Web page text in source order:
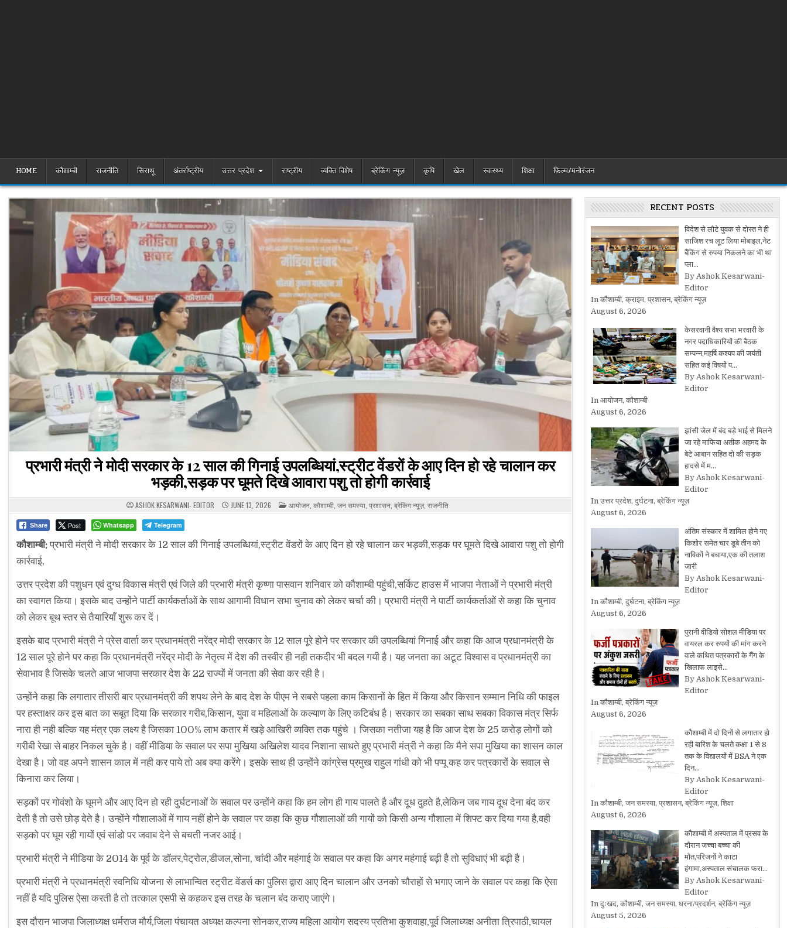
HOME कौशाम्बी राजनीति सिराथू अंतर्राष्ट्रीय उत्तर प्रदेश राष्ट्रीय व्यक्ति विशेष ब्रेकिंग न्यूज़ कृषि खेल स्वास्थ्य शिक्षा फ़िल्म/मनोरंजन
प्रभारी मंत्री ने मोदी सरकार के 12 साल की गिनाई उपलब्धियां,स्ट्रीट वेंडरों के आए दिन हो रहे चालान कर
भड़की,सड़क पर घूमते दिखे आवारा पशु तो होगी कार्रवाई
ASHOK KESARWANI- EDITOR JUNE 13, 2026 POSTED
IN
आयोजन कौशाम्बी जन समस्या प्रशासन ब्रेकिंग न्यूज़, राजनीति
Share Post Whatsapp Telegram
कौशाम्बी:प्रभारी मंत्री ने मोदी सरकार के 12 साल की गिनाई उपलब्धियां,स्ट्रीट वेंडरों के आए दिन हो रहे चालान कर भड़की,सड़क पर घूमते दिखे आवारा पशु तो होगी
कार्रवाई,
उत्तर प्रदेश की पशुधन एवं दुग्ध विकास मंत्री एवं जिले की प्रभारी मंत्री कृष्णा पासवान शनिवार को कौशाम्बी पहुंची,सर्किट हाउस में भाजपा नेताओं ने प्रभारी मंत्री
का स्वागत किया। इसके बाद उन्होंने पार्टी कार्यकर्ताओं के साथ आगामी विधान सभा चुनाव को लेकर चर्चा की। प्रभारी मंत्री ने पार्टी कार्यकर्ताओं से कहा कि चुनाव
को लेकर बूथ स्तर से तैयारियाँ शुरू कर दें।‌
इसके बाद प्रभारी मंत्री ने प्रेस वार्ता कर प्रधानमंत्री नरेंद्र मोदी सरकार के 12 साल पूरे होने पर सरकार की उपलब्धियां गिनाई और कहा कि आज प्रधानमंत्री के
12 साल पूरे होने पर कहा कि प्रधानमंत्री नरेंद्र मोदी के नेतृत्व में देश की तस्वीर ही नही तकदीर भी बदल गयी है। यह जनता का अटूट विश्वास व प्रधानमंत्री का
सेवाभाव है जिसके चलते आज भाजपा सरकार देश के 22 राज्यों में जनता की सेवा कर रही है।
उन्होंने कहा कि लगातार तीसरी बार प्रधानमंत्री की शपथ लेने के बाद देश के पीएम ने सबसे पहला काम किसानों के हित में किया और किसान सम्मान निधि की फाइल
पर हस्ताक्षर कर इस बात का सबूत दिया कि सरकार गरीब,किसान, युवा व महिलाओं के कल्याण के लिए कटिबंध है। सरकार का सबका साथ सबका विकास मंत्र सिर्फ
नारा ही नही बल्कि यह मंत्र एक लक्ष्य है जिसका 100% लाभ कतार में खड़े आखिरी व्यक्ति तक पहुंचे । जिसका नतीजा यह है कि आज देश के 25 करोड़ लोगों को
गरीबी रेखा से बाहर निकल चुके है। वहीं मीडिया के सवाल पर सपा मुखिया अखिलेश यादव निशाना साधते हुए प्रभारी मंत्री ने कहा कि मैने सपा मुखिया का शासन काल
देखा है। जो वह अपने शासन काल में नही कर पाये तो अब क्या करेंगे। इसके साथ ही उन्होंने कांग्रेस प्रमुख राहुल गांधी को भी पप्पू कह कर पत्रकारों के सवाल से
किनारा कर लिया।
सड़कों पर गोवंशो के घूमने और आए दिन हो रही दुर्घटनाओं के सवाल पर उन्होंने कहा कि हम लोग ही गाय पालते है और दूध दुहते है,लेकिन जब गाय दूध देना बंद कर
देती है तो उसे छोड़ देते है। उन्होंने गौशालाओं में गाय नहीं होने के सवाल पर कहा कि कुछ गौशालाओं की गायों को किसी अन्य गौशाला में शिफ्ट कर दिया गया है,वही
सड़को पर घूम रही गायों एवं सांडो पर जवाब देने से बचती नजर आई।
प्रभारी मंत्री ने मीडिया के 2014 के पूर्व के डॉलर,पेट्रोल,डीजल,सोना, चांदी और महंगाई के सवाल पर कहा कि अगर महंगाई बढ़ी है तो सुविधाएं भी बढ़ी है।
प्रभारी मंत्री ने प्रधानमंत्री स्वनिधि योजना से लाभान्वित स्ट्रीट वेंडर्स का पुलिस द्वारा आए दिन चालान और उनको चौराहों से भगाए जाने के सवाल पर कहा कि ऐसा
नहीं है यदि पुलिस ऐसा करती है तो तत्काल एसपी से कहकर इस तरह के चलान बंद कराए जाएंगे।
इस दौरान भाजपा जिलाध्यक्ष धर्मराज मौर्य,जिला पंचायत अध्यक्ष कल्पना सोनकर,राज्य महिला आयोग सदस्य प्रतिभा कुशवाहा,पूर्व जिलाध्यक्ष अनीता त्रिपाठी,चायल
RECENT POSTS
विदेश से लौटे युवक से दोस्त ने ही
साजिश रच लूट लिया मोबाइल,नेट
बैंकिंग से रुपया निकलने का भी था
प्ला…
By Ashok Kesarwani-
Editor
In कौशाम्बी, क्राइम, प्रशासन, ब्रेकिंग न्यूज़
August 6, 2026
केसरवानी वैश्य सभा भरवारी के
नगर पदाधिकारियों की बैठक
सम्पन्न,महर्षि कश्यप की जयंती
सहित कई विषयों प…
By Ashok Kesarwani-
Editor
In आयोजन, कौशाम्बी
August 6, 2026
झांसी जेल में बंद बड़े भाई से मिलने
जा रहे माफिया अतीक अहमद के
बेटे आबान सहित दो की सड़क
हादसे में म…
By Ashok Kesarwani-
Editor
In उत्तर प्रदेश, दुर्घटना, ब्रेकिंग न्यूज़
August 6, 2026
अंतिम संस्कार में शामिल होने गए
किशोर समेत चार डूबे तीन को
नाविकों ने बचाया,एक की तलाश
जारी
By Ashok Kesarwani-
Editor
In कौशाम्बी, दुर्घटना, ब्रेकिंग न्यूज़
August 6, 2026
पुरानी वीडियो सोशल मीडिया पर
वायरल कर रुपयों की मांग करने
वाले कथित पत्रकारों के गैंग के
खिलाफ लाइसे…
By Ashok Kesarwani-
Editor
In कौशाम्बी, ब्रेकिंग न्यूज़
August 6, 2026
कौशाम्बी में दो दिनों से लगातार हो
रही बारिश के चलते कक्षा 1 से 8
तक के विद्यालयों में BSA ने एक
दिन…
By Ashok Kesarwani-
Editor
In कौशाम्बी, जन समस्या, प्रशासन, ब्रेकिंग न्यूज़, शिक्षा
August 6, 2026
कौशाम्बी में अस्पताल में प्रसव के
दौरान जच्चा बच्चा की
मौत,परिजनों ने काटा
हंगामा,अस्पताल संचालक फरा…
By Ashok Kesarwani-
Editor
In दुःखद, कौशाम्बी, जन समस्या, धरना/प्रदर्शन, ब्रेकिंग न्यूज़
August 5, 2026